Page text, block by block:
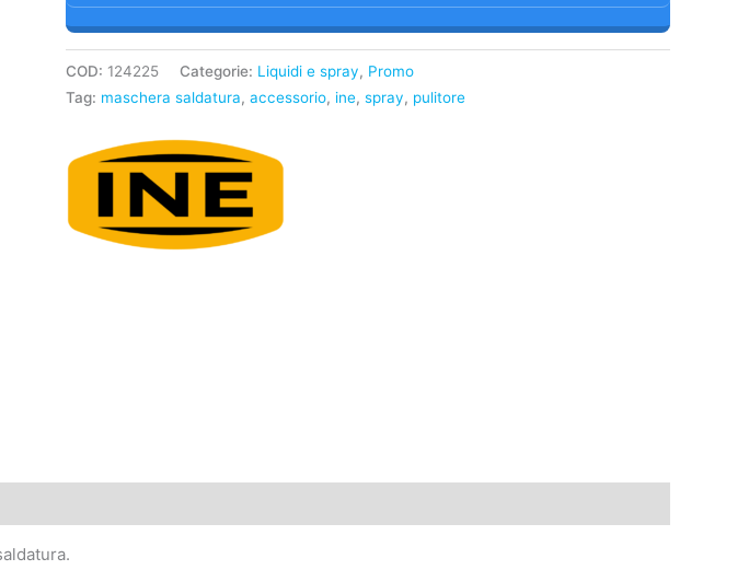
COD: 124225 Categorie: Liquidi e spray, Promo
Tag: maschera saldatura, accessorio, ine, spray, pulitore